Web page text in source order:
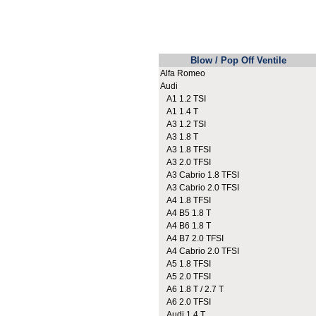
Blow / Pop Off Ventile
Alfa Romeo
Audi
A1 1.2 TSI
A1 1.4 T
A3 1.2 TSI
A3 1.8 T
A3 1.8 TFSI
A3 2.0 TFSI
A3 Cabrio 1.8 TFSI
A3 Cabrio 2.0 TFSI
A4 1.8 TFSI
A4 B5 1.8 T
A4 B6 1.8 T
A4 B7 2.0 TFSI
A4 Cabrio 2.0 TFSI
A5 1.8 TFSI
A5 2.0 TFSI
A6 1.8 T / 2.7 T
A6 2.0 TFSI